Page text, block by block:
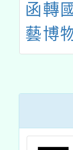
學工
農業
及水
教具